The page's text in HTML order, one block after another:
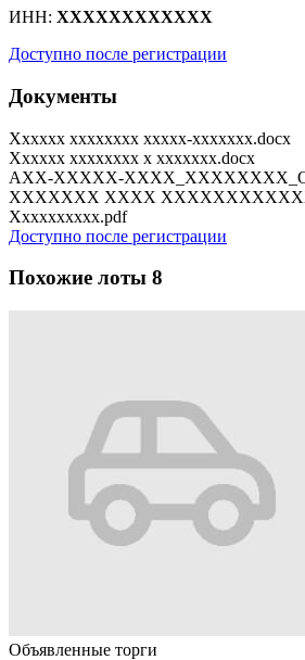
ИНН: XXXXXXXXXXXX
Доступно после регистрации
Документы
Xxxxxx xxxxxxxx xxxxx-xxxxxxx.docx
Xxxxxx xxxxxxxx x xxxxxxx.docx
AXX-XXXXX-
XXXXXXX XXXX
Xxxxxxxxxx.pdf
Доступно после регистрации
Похожие лоты 8
Объявленные торги